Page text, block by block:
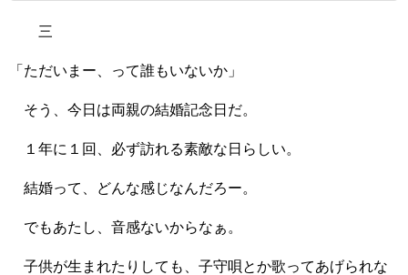
三
「ただいまー、って誰もいないか」
そう、今日は両親の結婚記念日だ。
１年に１回、必ず訪れる素敵な日らしい。
結婚って、どんな感じなんだろー。
でもあたし、音感ないからなぁ。
子供が生まれたりしても、子守唄とか歌ってあげられな